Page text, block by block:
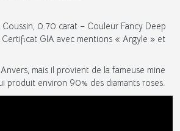
0.70 carat – Couleur Fancy Deep
Certificat GIA avec mentions « Argyle » et
mais il provient de la fameuse mine
produit environ 90% des diamants roses.